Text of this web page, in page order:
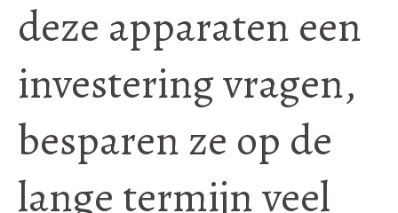
deze apparaten een
investering vragen,
besparen ze op de
lange termijn veel